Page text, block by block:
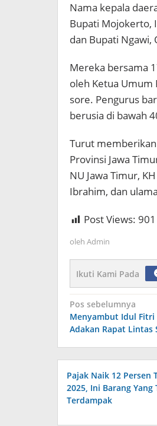
Nama kepala
Bupati Mojokerto,
dan Bupati Ngawi,
Mereka bersama
oleh Ketua Umum
sore. Pengurus
berusia di bawah
Turut
Provinsi Jawa
NU Jawa Timur,
Ibrahim, dan
Post Views: 901
oleh Admin
Ikuti Kami Pada
Navigasi
pos
Pos sebelumnya
Menyambut Idul Fitri
Adakan Rapat Lintas
Pajak Naik 12 Persen
2025, Ini Barang Yang
Terdampak